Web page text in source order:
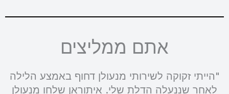
אתם ממליצים
"הייתי זקוקה לשירותי מנעולן דחוף באמצע הלילה
לאחר שננעלה הדלת שלי. איתוראן שלחו מנעולן